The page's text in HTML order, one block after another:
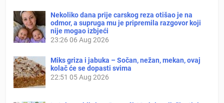
Nekoliko dana prije carskog reza otišao je na
odmor, a supruga mu je pripremila razgovor koji
nije mogao izbjeći
23:26 06 Aug 2026
Miks griza i jabuka – Sočan, nežan, mekan, ovaj
kolač će se dopasti svima
22:51 05 Aug 2026